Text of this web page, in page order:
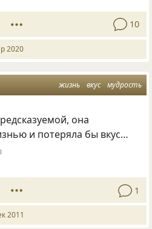
10
2020
жизнь вкус мудрость
она
и потеряла бы вкус…
1
2011